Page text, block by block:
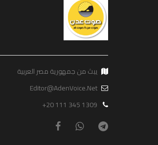
يبث من جمهورية مصر العربية
Editor@AdenVoice.Net
+20 111 345 1309